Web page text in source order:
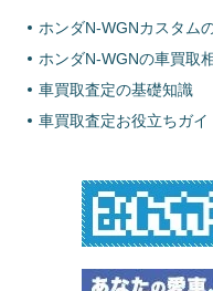
ホンダN-WGNカスタム
ホンダN-WGNの車買取
車買取査定の基礎知識
車買取査定お役立ちガイ